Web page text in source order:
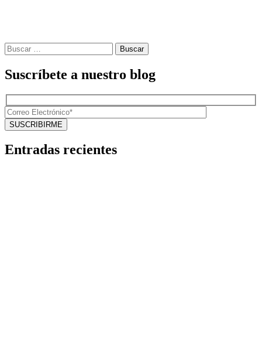
Buscar:
Suscríbete a nuestro blog
Entradas recientes